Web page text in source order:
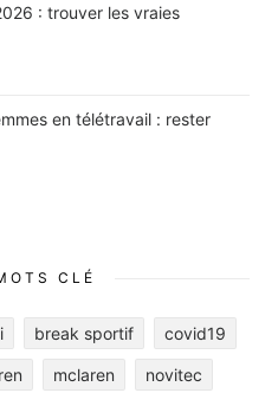
: trouver les vraies
en télétravail : rester
CLÉ
break sportif covid19
mclaren novitec